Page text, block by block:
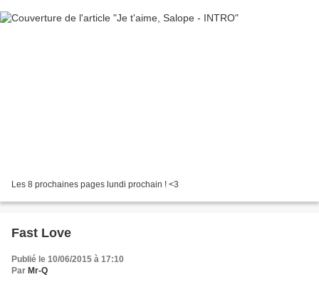
Les 8 prochaines pages lundi prochain ! <3
Fast Love
Publié le 10/06/2015 à 17:10
Par Mr-Q